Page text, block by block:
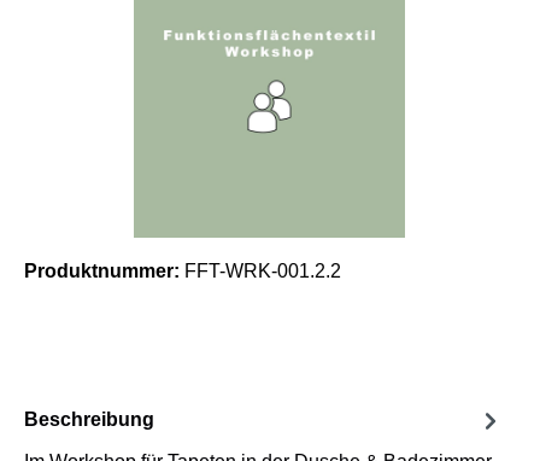
Produktnummer: FFT-WRK-001.2.2
Beschreibung